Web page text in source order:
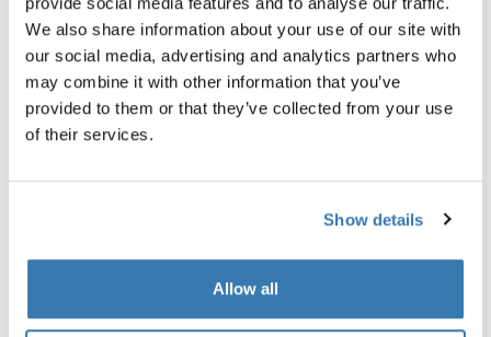
We also share information about your use of our site with
our social media, advertising and analytics partners who
may combine it with other information that you’ve
provided to them or that they’ve collected from your use
of their services.
Show details
Allow all
negro
Toggle overview
Descripción del producto
Especificaciones técnicas